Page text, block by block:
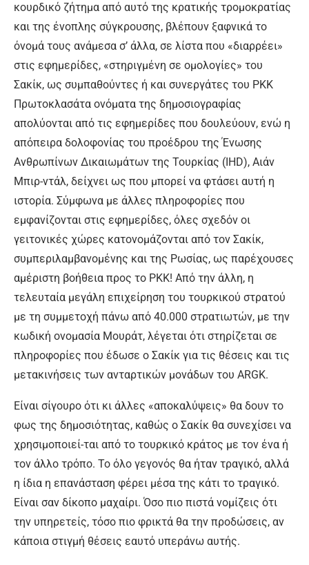
κουρδικό ζήτημα από αυτό της κρατικής τρομοκρατίας
και της ένοπλης σύγκρουσης, βλέπουν ξαφνικά το
όνομά τους ανάμεσα σ’ άλλα, σε λίστα που «διαρρέει»
στις εφημερίδες, «στηριγμένη σε ομολογίες» του
Σακίκ, ως συμπαθούντες ή και συνεργάτες του ΡΚΚ
Πρωτοκλασάτα ονόματα της δημοσιογραφίας
απολύονται από τις εφημερίδες που δουλεύουν, ενώ η
απόπειρα δολοφονίας του προέδρου της Ένωσης
Ανθρωπίνων Δικαιωμάτων της Τουρκίας (IHD), Αιάν
Μπιρ-ντάλ, δείχνει ως που μπορεί να φτάσει αυτή η
ιστορία. Σύμφωνα με άλλες πληροφορίες που
εμφανίζονται στις εφημερίδες, όλες σχεδόν οι
γειτονικές χώρες κατονομάζονται από τον Σακίκ,
συμπεριλαμβανομένης και της Ρωσίας, ως παρέχουσες
αμέριστη βοήθεια προς το ΡΚΚ! Από την άλλη, η
τελευταία μεγάλη επιχείρηση του τουρκικού στρατού
με τη συμμετοχή πάνω από 40.000 στρατιωτών, με την
κωδική ονομασία Μουράτ, λέγεται ότι στηρίζεται σε
πληροφορίες που έδωσε ο Σακίκ για τις θέσεις και τις
μετακινήσεις των ανταρτικών μονάδων του ARGK.
Είναι σίγουρο ότι κι άλλες «αποκαλύψεις» θα δουν το
φως της δημοσιότητας, καθώς ο Σακίκ θα συνεχίσει να
χρησιμοποιεί-ται από το τουρκικό κράτος με τον ένα ή
τον άλλο τρόπο. Το όλο γεγονός θα ήταν τραγικό, αλλά
η ίδια η επανάσταση φέρει μέσα της κάτι το τραγικό.
Είναι σαν δίκοπο μαχαίρι. Όσο πιο πιστά νομίζεις ότι
την υπηρετείς, τόσο πιο φρικτά θα την προδώσεις, αν
κάποια στιγμή θέσεις εαυτό υπεράνω αυτής.